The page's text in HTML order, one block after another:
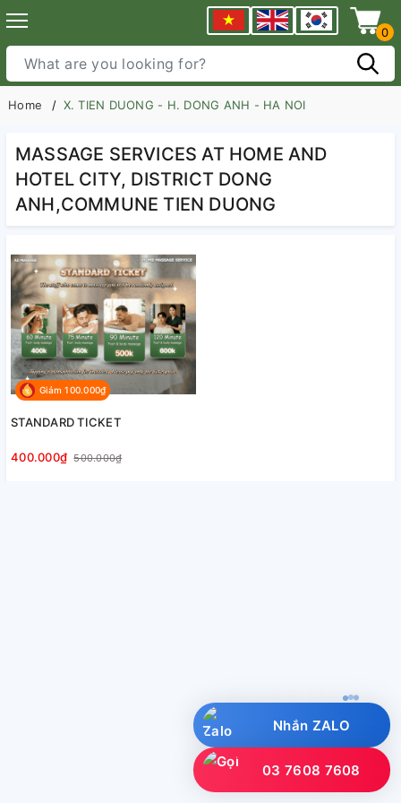
0
Home X. TIEN DUONG - H. DONG ANH - HA NOI
MASSAGE SERVICES AT HOME AND
HOTEL CITY, DISTRICT DONG
ANH,COMMUNE TIEN DUONG
Giảm 100.000₫
STANDARD TICKET
400.000₫ 500.000₫
UTI hỗ trợ bạn đặt lịch nha?
Nhắn ZALO
03 7608 7608